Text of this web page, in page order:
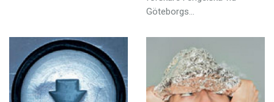
Göteborgs…